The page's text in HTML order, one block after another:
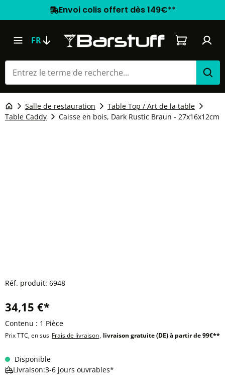
Envoi colis offert dès 149€**
FR Le panier
Salle de restauration
Table Top / Art de la table
Table Caddy
Caisse en bois, Dark Rustic Braun - 27x16x12cm
Réf. produit: 6948
34,15 €*
Contenu : 1 Pièce
Prix TTC, en sus Frais de livraison, livraison gratuite (DE) à partir de 99€**
Disponible
Livraison:3-6 jours ouvrables*